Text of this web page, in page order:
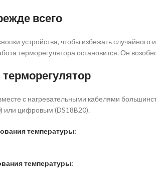
всего
устройства, чтобы избежать
терморегулятора остановится. Он
с нагревательными кабелями
или цифровым (DS18B20).
температуры:
температуры: